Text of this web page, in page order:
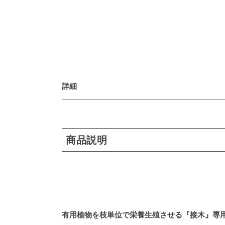
詳細
商品説明
有用植物を枝単位で栄養生殖させる『接木』専